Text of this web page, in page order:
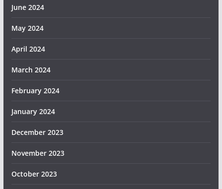
June 2024
May 2024
April 2024
March 2024
February 2024
January 2024
December 2023
November 2023
October 2023